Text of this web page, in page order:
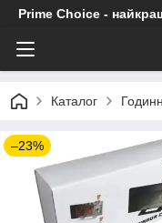
Prime Choice -
Каталог
–23%